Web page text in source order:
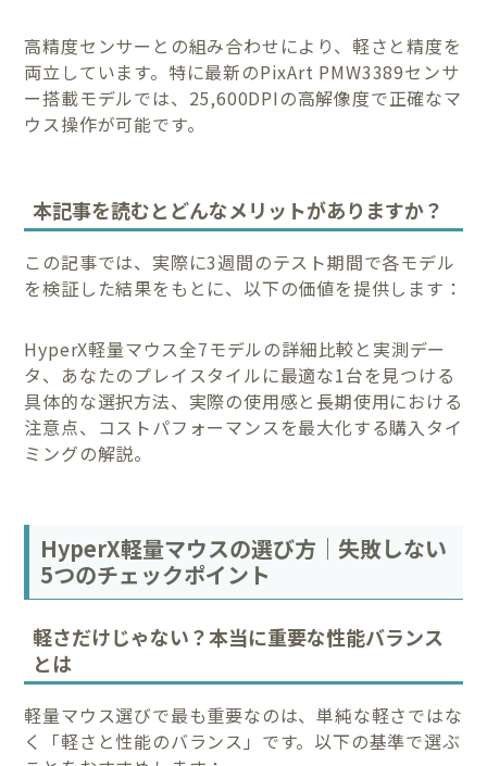
高精度センサーとの組み合わせにより、軽さと精度を
両立しています。特に最新のPixArt PMW3389センサ
ー搭載モデルでは、25,600DPIの高解像度で正確なマ
ウス操作が可能です。
本記事を読むとどんなメリットがありますか？
この記事では、実際に3週間のテスト期間で各モデル
を検証した結果をもとに、以下の価値を提供します：
HyperX軽量マウス全7モデルの詳細比較と実測デー
タ、あなたのプレイスタイルに最適な1台を見つける
具体的な選択方法、実際の使用感と長期使用における
注意点、コストパフォーマンスを最大化する購入タイ
ミングの解説。
HyperX軽量マウスの選び方｜失敗しない
5つのチェックポイント
軽さだけじゃない？本当に重要な性能バランス
とは
軽量マウス選びで最も重要なのは、単純な軽さではな
く「軽さと性能のバランス」です。以下の基準で選ぶ